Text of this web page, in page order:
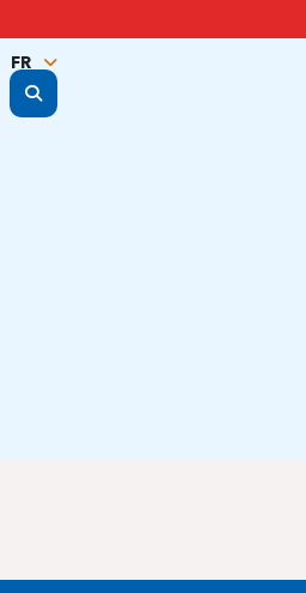
Display the search form
FR
NL
EN